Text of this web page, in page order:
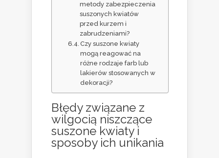
metody zabezpieczenia
suszonych kwiatów
przed kurzem i
zabrudzeniami?
Czy suszone kwiaty
mogą reagować na
różne rodzaje farb lub
lakierów stosowanych w
dekoracji?
Błędy związane z
wilgocią niszczące
suszone kwiaty i
sposoby ich unikania